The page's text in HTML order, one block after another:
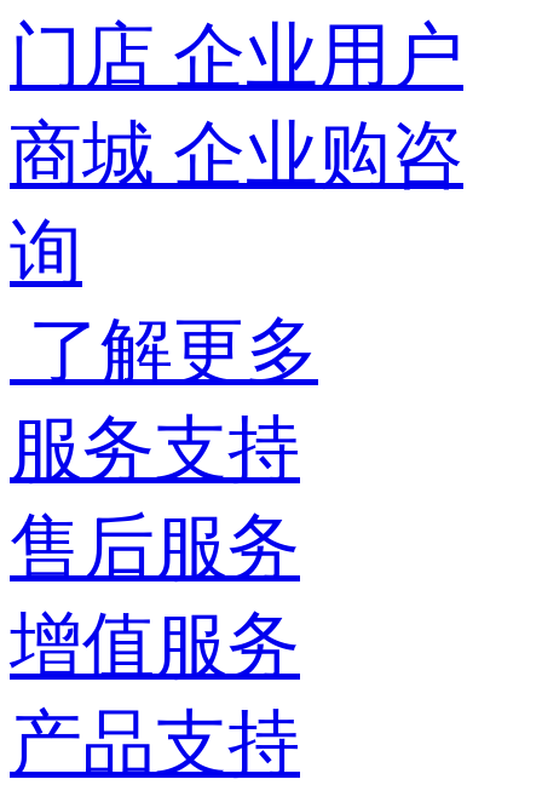
门店 企业用户
商城 企业购咨
询
了解更多
服务支持
售后服务
增值服务
产品支持